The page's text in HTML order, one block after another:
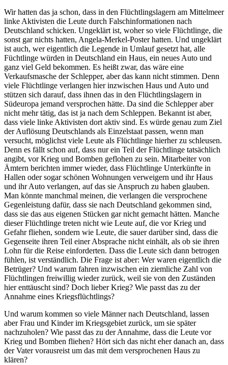
Wir hatten das ja schon, dass in den Flüchtlingslagern am Mittelmeer
linke Aktivisten die Leute durch Falschinformationen nach
Deutschland schicken. Ungeklärt ist, woher so viele Flüchtlinge, die
sonst gar nichts hatten, Angela-Merkel-Poster hatten. Und ungeklärt
ist auch, wer eigentlich die Legende in Umlauf gesetzt hat, alle
Füchtlinge würden in Deutschland ein Haus, ein neues Auto und
ganz viel Geld bekommen. Es heißt zwar, das wäre eine
Verkaufsmasche der Schlepper, aber das kann nicht stimmen. Denn
viele Flüchtlinge verlangen hier inzwischen Haus und Auto und
stützen sich darauf, dass ihnen das in den Flüchtlingslagern in
Südeuropa jemand versprochen hätte. Da sind die Schlepper aber
nicht mehr tätig, das ist ja nach dem Schleppen. Bekannt ist aber,
dass viele linke Aktivisten dort aktiv sind. Es würde genau zum Ziel
der Auflösung Deutschlands als Einzelstaat passen, wenn man
versucht, möglichst viele Leute als Flüchtlinge hierher zu schleusen.
Denn es fällt schon auf, dass nur ein Teil der Flüchtlinge tatsächlich
angibt, vor Krieg und Bomben geflohen zu sein. Mitarbeiter von
Ämtern berichten immer wieder, dass Flüchtlinge Unterkünfte in
Hallen oder sogar schönen Wohnungen verweigern und ihr Haus
und ihr Auto verlangen, auf das sie Anspruch zu haben glauben.
Man könnte manchmal meinen, die verlangen die versprochene
Gegenleistung dafür, dass sie nach Deutschland gekommen sind,
dass sie das aus eigenen Stücken gar nicht gemacht hätten. Manche
dieser Flüchtlinge treten nicht wie Leute auf, die vor Krieg und
Gefahr fliehen, sondern wie Leute, die sauer darüber sind, dass die
Gegenseite ihren Teil einer Absprache nicht einhält, als ob sie ihren
Lohn für die Reise einforderten. Dass die Leute sich dann betrogen
fühlen, ist verständlich. Die Frage ist aber: Wer waren eigentlich die
Betrüger? Und warum fahren inzwischen ein ziemliche Zahl von
Flüchtlingen freiwillig wieder zurück, weil sie von den Zuständen
hier enttäuscht sind? Doch lieber Krieg? Wie passt das zu der
Annahme eines Kriegsflüchtlings?
Und warum kommen so viele Männer nach Deutschland, lassen
aber Frau und Kinder im Kriegsgebiet zurück, um sie später
nachzuholen? Wie passt das zu der Annahme, dass die Leute vor
Krieg und Bomben fliehen? Hört sich das nicht eher danach an, dass
der Vater vorausreist um das mit dem versprochenen Haus zu
klären?